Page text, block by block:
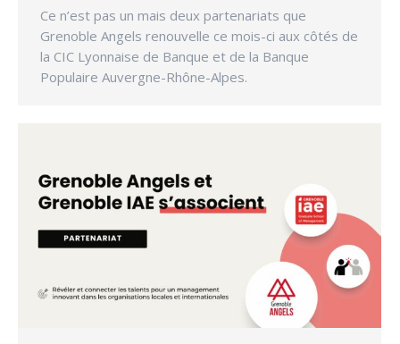
Ce n’est pas un mais deux partenariats que
Grenoble Angels renouvelle ce mois-ci aux côtés de
la CIC Lyonnaise de Banque et de la Banque
Populaire Auvergne-Rhône-Alpes.